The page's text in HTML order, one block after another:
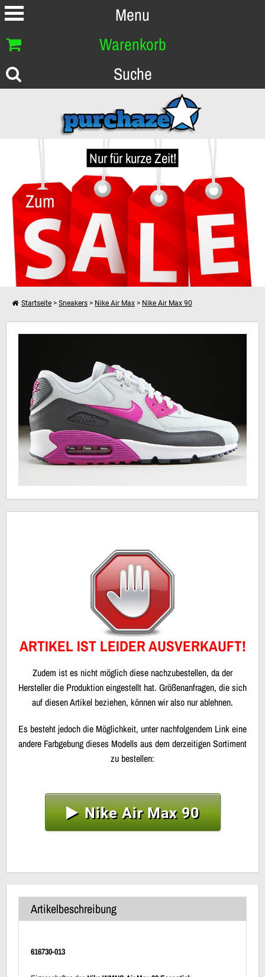
Menu
Warenkorb
Suche
Nur für kurze Zeit!
Zum
Dein Warenkorb ist leer!
Weiter einkaufen
Startseite > Sneakers > Nike Air Max > Nike Air Max 90
Nike WMNS Air Max 90 Essential
ARTIKEL IST LEIDER AUSVERKAUFT!
Zudem ist es nicht möglich diese nachzubestellen, da der
Hersteller die Produktion eingestellt hat. Größenanfragen, die sich
auf diesen Artikel beziehen, können wir also nur ablehnen.
Es besteht jedoch die Möglichkeit, unter nachfolgendem Link eine
andere Farbgebung dieses Modells aus dem derzeitigen Sortiment
zu bestellen:
Nike Air Max 90
Artikelbeschreibung
616730-013